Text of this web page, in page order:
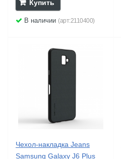
Купить
В наличии (арт:2110400)
Чехол-накладка Jeans
Samsung Galaxy J6 Plus